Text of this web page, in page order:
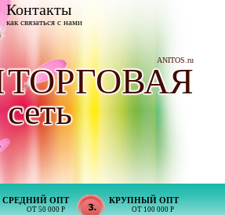
СРЕДНИЙ ОПТ
ОТ 50 000 Р
КРУПНЫЙ ОПТ
ОТ 100 000 Р
Контакты
как связаться с нами
ANITOS.ru
ТОРГОВАЯ
сеть